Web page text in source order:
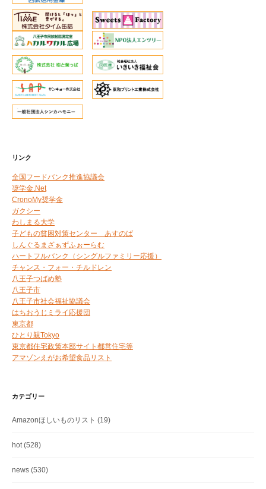
リンク
全国フードバンク推進協議会
奨学金.Net
CronoMy奨学金
ガクシー
わしまる大学
子どもの貧困対策センター あすのば
しんぐるまざぁずふぉーらむ
ハートフルバンク（シングルファミリー応援）
チャンス・フォー・チルドレン
八王子つばめ塾
八王子市
八王子市社会福祉協議会
はちおうじミライ応援団
東京都
ひとり親Tokyo
東京都住宅政策本部サイト都営住宅等
アマゾンえがお希望食品リスト
カテゴリー
Amazonほしいものリスト (19)
hot(528)
news (530)